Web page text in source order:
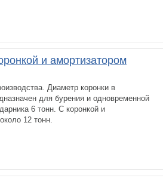
и амортизатором
Диаметр коронки в
для бурения и одновременной
6 тонн. С коронкой и
12 тонн.